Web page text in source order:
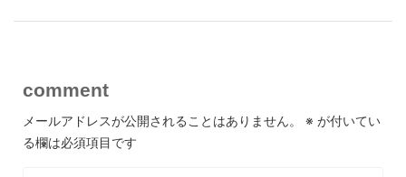
comment
メールアドレスが公開されることはありません。 ※ が付いてい
る欄は必須項目です